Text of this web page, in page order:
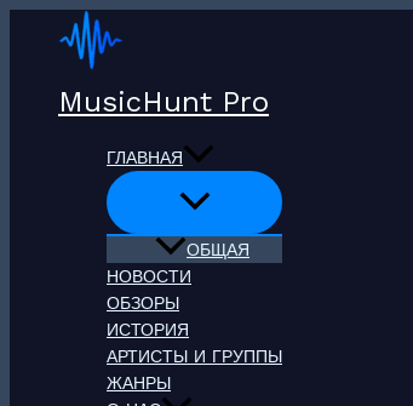
Перейти
MusicHunt Pro
ГЛАВНАЯ
ОБЩАЯ
НОВОСТИ
ОБЗОРЫ
ИСТОРИЯ
АРТИСТЫ И ГРУППЫ
ЖАНРЫ